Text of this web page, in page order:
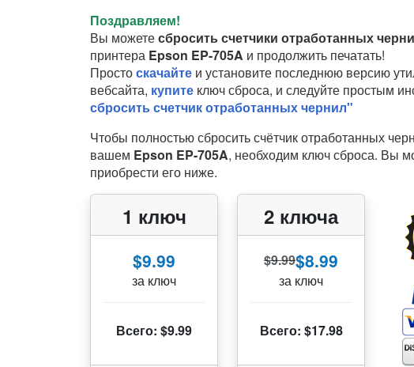
Поздравляем!
Вы можетесбросить счетчики отработанных
принтера Epson EP-705A и продолжить печатать!
Простоскачайте и установите последнюю версию
вебсайта, купите ключ сброса, и следуйте простым
сбросить счетчик отработанных чернил"
Чтобы полностью сбросить счётчик отработанных
вашем Epson EP-705A, необходим ключ сброса. Вы
приобрести его ниже.
1 ключ
$9.99
за ключ
Всего: $9.99
2 ключа
$9.99$8.99
за ключ
Всего: $17.98